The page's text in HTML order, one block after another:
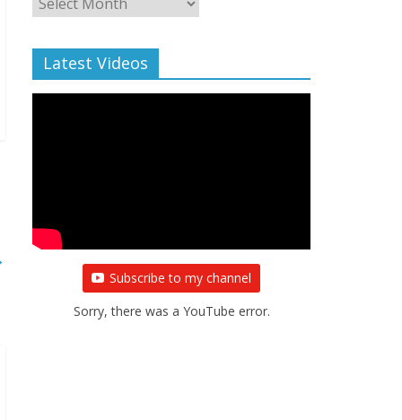
Archive
Latest Videos
Subscribe to my channel
Sorry, there was a YouTube error.